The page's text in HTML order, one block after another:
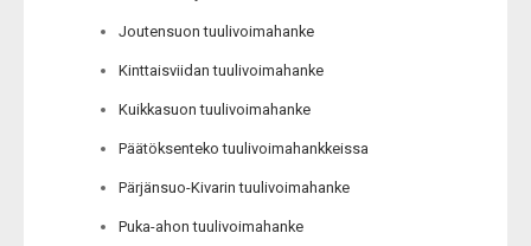
Joutensuon tuulivoimahanke
Kinttaisviidan tuulivoimahanke
Kuikkasuon tuulivoimahanke
Päätöksenteko tuulivoimahankkeissa
Pärjänsuo-Kivarin tuulivoimahanke
Puka-ahon tuulivoimahanke